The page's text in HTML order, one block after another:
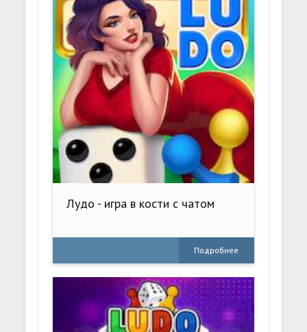
Лудо - игра в кости с чатом
Подробнее